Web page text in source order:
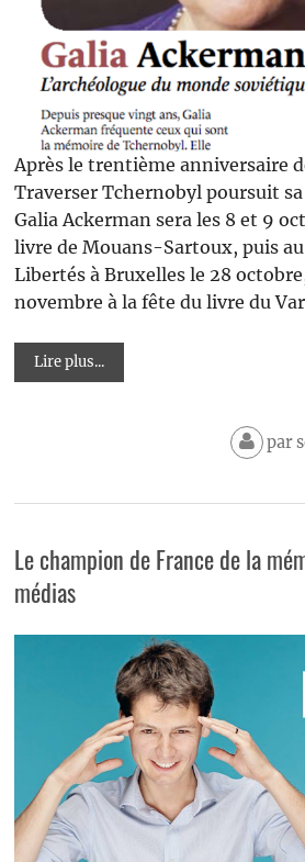
Après le trentième anniversaire
Traverser Tchernobyl poursuit
Galia Ackerman sera les 8 et 9
livre de Mouans-Sartoux, puis
Libertés à Bruxelles le 28
novembre à la fête du livre du
Lire plus...
par
Le champion de France de la
médias